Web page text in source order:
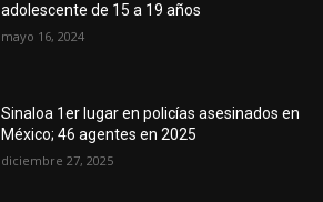
adolescente de 15 a 19 años
mayo 16, 2024
Sinaloa 1er lugar en policías asesinados en
México; 46 agentes en 2025
diciembre 27, 2025